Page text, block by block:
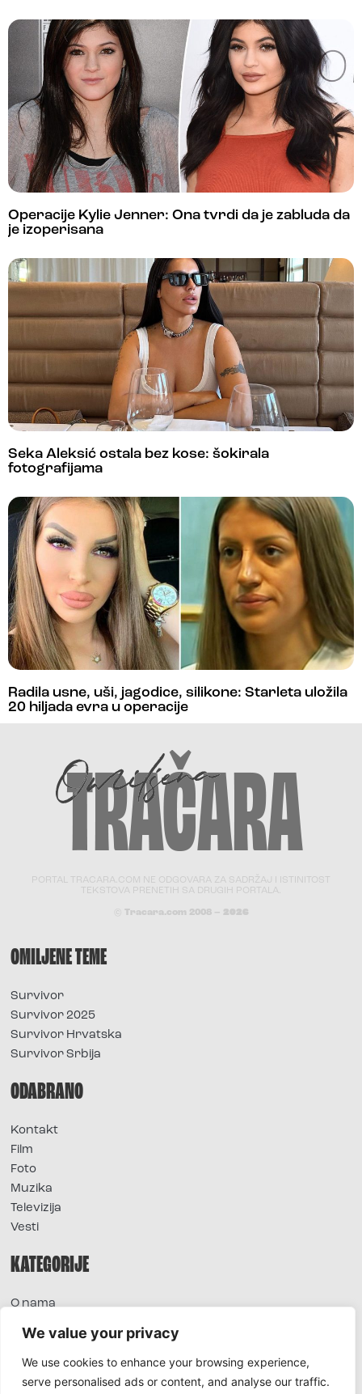
We value your privacy
We use cookies to enhance your browsing experience,
serve personalised ads or content, and analyse our traffic.
Operacije Kylie Jenner: Ona tvrdi da je zabluda da
je izoperisana
Seka Aleksić ostala bez kose: šokirala
fotografijama
Radila usne, uši, jagodice, silikone: Starleta uložila
20 hiljada evra u operacije
PORTAL TRACARA.COM NE ODGOVARA ZA SADRŽAJ I ISTINITOST
TEKSTOVA PRENETIH SA DRUGIH PORTALA.
© Tracara.com 2008 – 2026
OMILJENE TEME
Survivor
Survivor 2025
Survivor Hrvatska
Survivor Srbija
ODABRANO
Kontakt
Film
Foto
Muzika
Televizija
Vesti
KATEGORIJE
O nama
Extra
Foto
Moda